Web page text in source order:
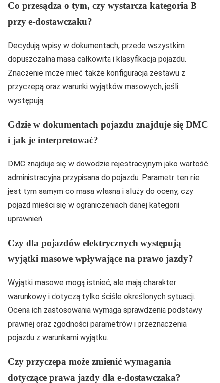
Co przesądza o tym, czy wystarcza kategoria B
przy e-dostawczaku?
Decydują wpisy w dokumentach, przede wszystkim
dopuszczalna masa całkowita i klasyfikacja pojazdu.
Znaczenie może mieć także konfiguracja zestawu z
przyczepą oraz warunki wyjątków masowych, jeśli
występują.
Gdzie w dokumentach pojazdu znajduje się DMC
i jak je interpretować?
DMC znajduje się w dowodzie rejestracyjnym jako wartość
administracyjna przypisana do pojazdu. Parametr ten nie
jest tym samym co masa własna i służy do oceny, czy
pojazd mieści się w ograniczeniach danej kategorii
uprawnień.
Czy dla pojazdów elektrycznych występują
wyjątki masowe wpływające na prawo jazdy?
Wyjątki masowe mogą istnieć, ale mają charakter
warunkowy i dotyczą tylko ściśle określonych sytuacji.
Ocena ich zastosowania wymaga sprawdzenia podstawy
prawnej oraz zgodności parametrów i przeznaczenia
pojazdu z warunkami wyjątku.
Czy przyczepa może zmienić wymagania
dotyczące prawa jazdy dla e-dostawczaka?